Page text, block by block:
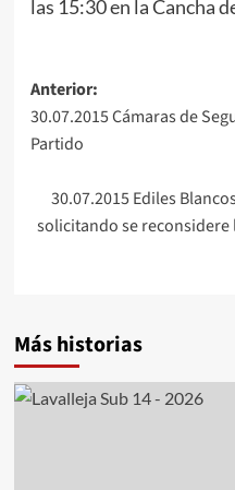
las 15:30 en la Cancha
Navegación
de
entradas
Anterior:
30.07.2015 Cámaras de
Partido
30.07.2015 Ediles
solicitando se
Más historias